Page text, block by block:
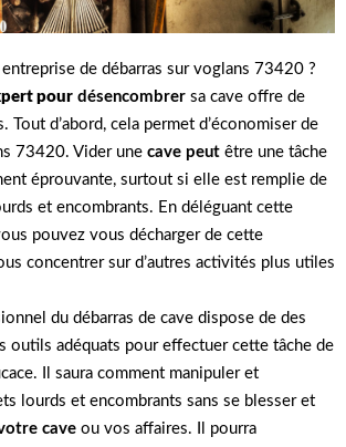
de débarras sur voglans 73420 ?
pour désencombrer sa cave offre de
Tout d’abord, cela permet d’économiser de
73420. Vider une cave peut être une tâche
éprouvante, surtout si elle est remplie de
et encombrants. En déléguant cette
pouvez vous décharger de cette
concentrer sur d’autres activités plus utiles
du débarras de cave dispose de des
outils adéquats pour effectuer cette tâche de
Il saura comment manipuler et
lourds et encombrants sans se blesser et
cave ou vos affaires. Il pourra